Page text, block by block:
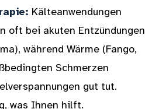
Kälteanwendungen
oft bei akuten Entzündungen
während Wärme (Fango,
Schmerzen
gut tut.
was Ihnen hilft.